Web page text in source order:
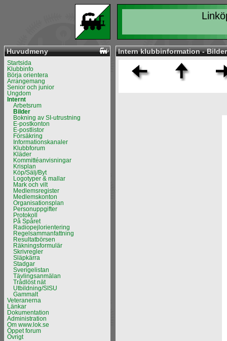
Huvudmeny
Startsida
Klubbinfo
Börja orientera
Arrangemang
Senior och junior
Ungdom
Internt
Arbetsrum
Bilder
Bokning av SI-utrustning
E-postkonton
E-postlistor
Försäkring
Informationskanaler
Klubbforum
Kläder
Kommittéanvisningar
Krisplan
Köp/Sälj/Byt
Logotyper & mallar
Mark och vilt
Medlemsregister
Medlemskonton
Organisationsplan
Personuppgifter
Protokoll
På Spåret
Radiopejlorientering
Regelsammanfattning
Resultatbörsen
Räkningsformulär
Skrivregler
Släpkärra
Stadgar
Sverigelistan
Tävlingsanmälan
Trådlöst nät
Utbildning/SISU
Gammalt
Veteranerna
Länkar
Dokumentation
Administration
Om www.lok.se
Öppet forum
Övrigt
Intern klubbinformation - Bilder